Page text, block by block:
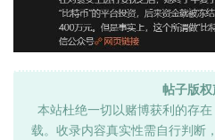
帖子版权
本站杜绝一切以赌博获利的存
载。收录内容真实性需自行判断